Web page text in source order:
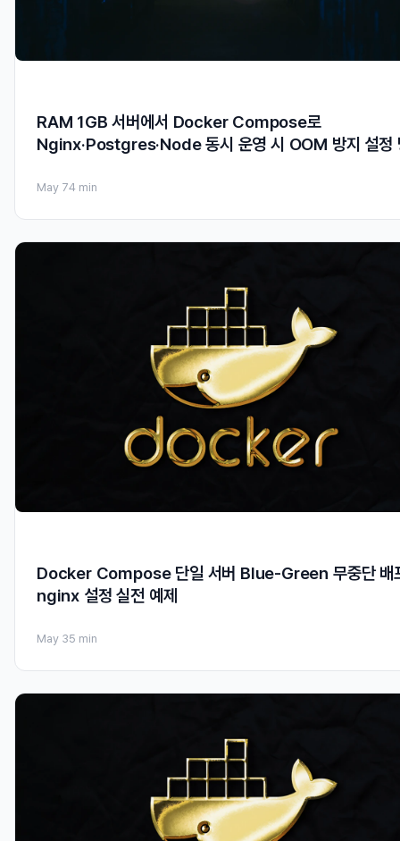
RAM 1GB 서버에서 Docker Compose로
Nginx·Postgres·Node 동시 운영 시 OOM 방지 설정
May 74 min
Docker Compose 단일 서버 Blue-Green 무중단 배
nginx 설정 실전 예제
May 35 min